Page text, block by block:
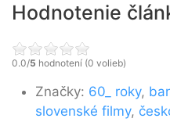
Hodnotenie
0.0/5 hodnotení (0 volieb)
Značky: 60_ roky,
slovenské filmy,